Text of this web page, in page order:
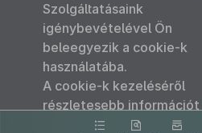
Szolgáltatásaink
igénybevételével Ön
beleegyezik a cookie-k
használatába.
A cookie-k kezeléséről
részletesebb információt
kattintva olvashat.